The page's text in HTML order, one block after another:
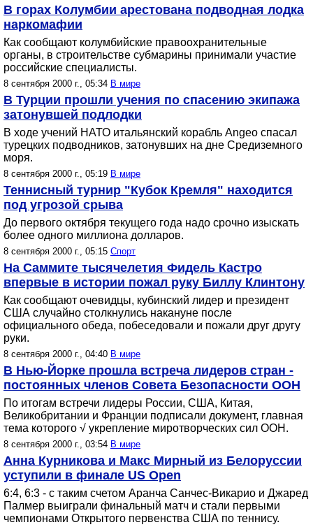
В горах Колумбии арестована подводная лодка
наркомафии
Как сообщают колумбийские правоохранительные
органы, в строительстве субмарины принимали участие
российские специалисты.
8 сентября 2000 г., 05:34 В мире
В Турции прошли учения по спасению экипажа
затонувшей подлодки
В ходе учений НАТО итальянский корабль Angeo спасал
турецких подводников, затонувших на дне Средиземного
моря.
8 сентября 2000 г., 05:19 В мире
Теннисный турнир "Кубок Кремля" находится
под угрозой срыва
До первого октября текущего года надо срочно изыскать
более одного миллиона долларов.
8 сентября 2000 г., 05:15 Спорт
На Саммите тысячелетия Фидель Кастро
впервые в истории пожал руку Биллу Клинтону
Как сообщают очевидцы, кубинский лидер и президент
США случайно столкнулись накануне после
официального обеда, побеседовали и пожали друг другу
руки.
8 сентября 2000 г., 04:40 В мире
В Нью-Йорке прошла встреча лидеров стран -
постоянных членов Совета Безопасности ООН
По итогам встречи лидеры России, США, Китая,
Великобритании и Франции подписали документ, главная
тема которого √ укрепление миротворческих сил ООН.
8 сентября 2000 г., 03:54 В мире
Анна Курникова и Макс Мирный из Белоруссии
уступили в финале US Open
6:4, 6:3 - с таким счетом Аранча Санчес-Викарио и Джаред
Палмер выиграли финальный матч и стали первыми
чемпионами Открытого первенства США по теннису.